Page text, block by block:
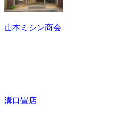
山本ミシン商会
溝口畳店